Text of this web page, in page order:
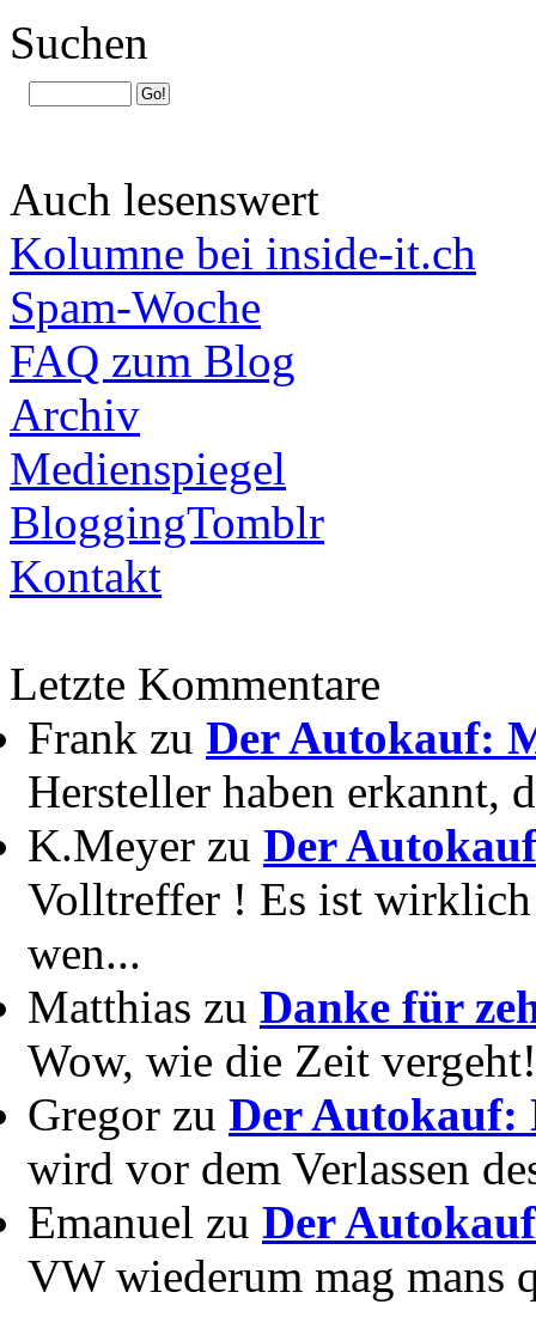
Suchen
Auch lesenswert
Kolumne bei inside-it.ch
Spam-Woche
FAQ zum Blog
Archiv
Medienspiegel
BloggingTomblr
Kontakt
Letzte Kommentare
Frank zu Der Autokauf:
Hersteller haben erkannt,
K.Meyer zu Der
Volltreffer ! Es ist wirklich
wen...
Matthias zu Danke für
Wow, wie die Zeit
Gregor zu Der Autokauf:
wird vor dem Verlassen
Emanuel zu Der
VW wiederum mag mans